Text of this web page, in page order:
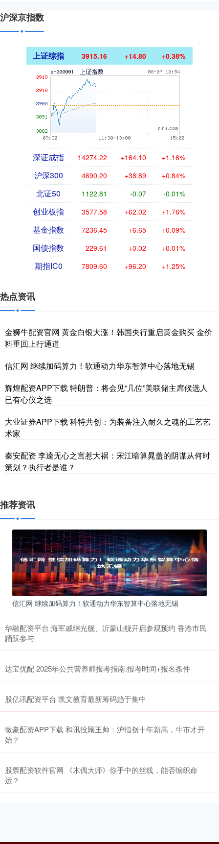
沪深京指数
上证综指 3915.16 +14.80 +0.38%
深证成指 14274.22 +164.10 +1.16%
沪深300 4690.20 +38.89 +0.84%
北证50 1122.81 -0.07 -0.01%
创业板指 3577.58 +62.02 +1.76%
基金指数 7236.45 +6.65 +0.09%
国债指数 229.61 +0.02 +0.01%
期指IC0 7809.60 +96.20 +1.25%
热点资讯
金狮牛配资官网 黄金白银大涨！韩国央行重启黄金购买 金价
料重回上行通道
信汇网 继续加码算力！软通动力华东智算中心落地无锡
辉煌配资APP下载 特朗普：将会见“几位”美联储主席候选人
已有心仪之选
大业证券APP下载 科特共创：为装备注入耐久之魂的工艺艺
术家
秦安配资 李逵无心之言惹大祸：宋江暗算晁盖的阴谋从何时
策划？执行者是谁？
推荐资讯
信汇网 继续加码算力！软通动力华东智算中心落地无锡
华融配资平台 海军戚继光舰、沂蒙山舰开启参观预约 香港市民
踊跃参与
达宝优配 2025年公共营养师报考指南:报考时间+报名条件
股亿讯配资平台 凯文教育最新筹码趋于集中
微豪配资APP下载 和讯投顾王帅：沪指创十年新高，牛市才开
始？
股票配资软件官网 《木偶大师》你手中的丝线，能否编织命
运？